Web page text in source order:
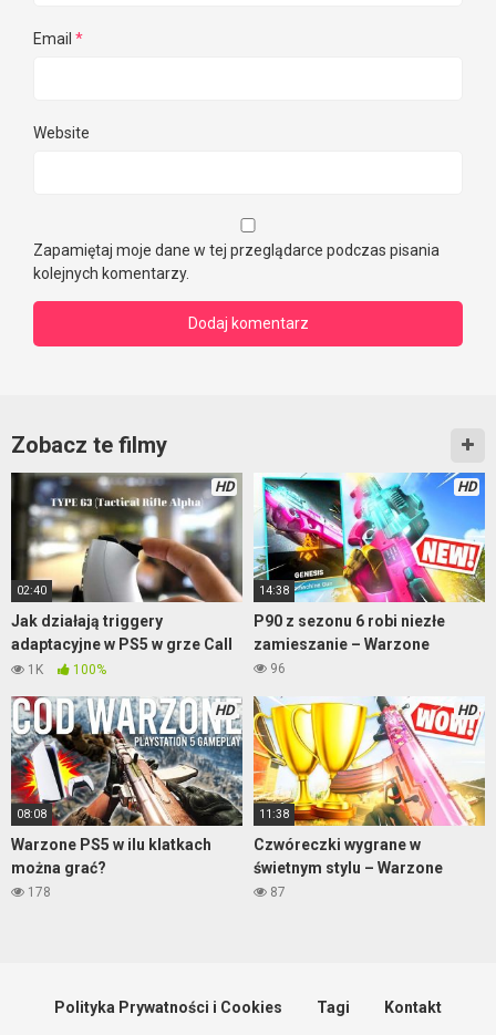
Email *
Website
Zapamiętaj moje dane w tej przeglądarce podczas pisania
kolejnych komentarzy.
Zobacz te filmy
HD
02:40
Jak działają triggery
adaptacyjne w PS5 w grze Call
of Duty BO: Cold War!
1K 100%
HD
14:38
P90 z sezonu 6 robi niezłe
zamieszanie – Warzone
96
HD
08:08
Warzone PS5 w ilu klatkach
można grać?
178
HD
11:38
Czwóreczki wygrane w
świetnym stylu – Warzone
87
Polityka Prywatności i Cookies Tagi Kontakt